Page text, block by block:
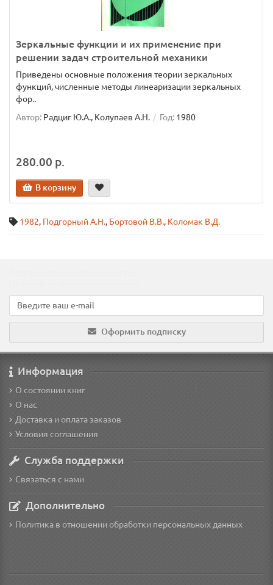
Зеркальные функции и их применение при
решении задач строительной механики
Приведены основные положения теории зеркальных
функций, численные методы линеаризации зеркальных
фор..
Автор: Радциг Ю.А., Колупаев А.Н. Год: 1980
280.00 р.
В корзину
1982, Подгорный А.Н., Бортовой В.В., Коломак В.Д.
Оформить подписку
Информация
О состоянии книг
О нас
Доставка и оплата заказов
Условия соглашения
Служба поддержки
Связаться с нами
Дополнительно
Политика в отношении обработки персональных данных